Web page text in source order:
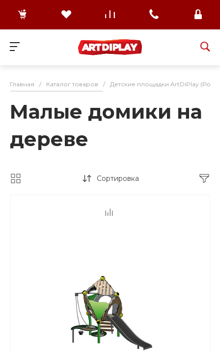
Главная / Каталог товаров / Детские площадки ArtDiPlay
Малые домики на
дереве
Сортировка